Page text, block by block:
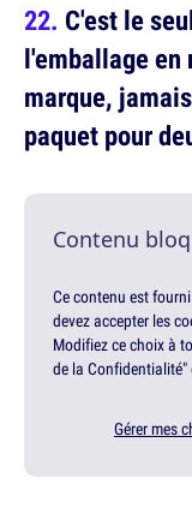
C'est le
l'emballage en
marque,
paquet pour
Contenu
Ce contenu est
devez accepter les
Modifiez ce choix à
de la Confidentialité"
Gérer mes